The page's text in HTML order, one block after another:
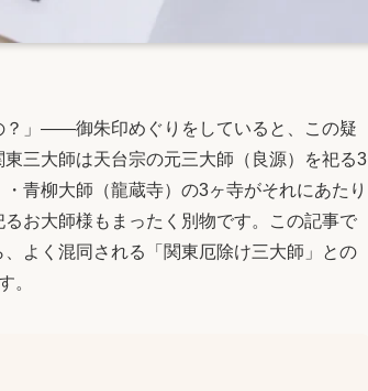
？」——御朱印めぐりをしていると、この疑
三大師は天台宗の元三大師（良源）を祀る3
青柳大師（龍蔵寺）の3ヶ寺がそれにあたり
お大師様もまったく別物です。この記事で
よく混同される「関東厄除け三大師」との
。